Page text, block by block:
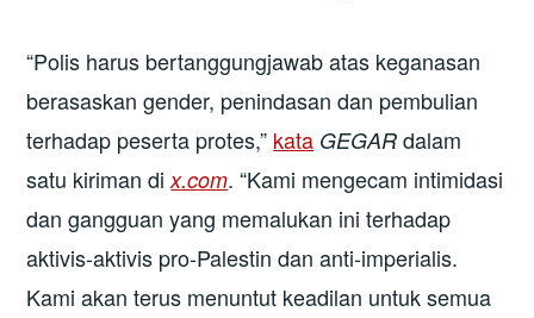
“Polis harus bertanggungjawab atas keganasan
berasaskan gender, penindasan dan pembulian
terhadap peserta protes,” kata GEGARdalam
satu kiriman dix.com. “Kami mengecam intimidasi
dan gangguan yang memalukan ini terhadap
aktivis-aktivis pro-Palestin dan anti-imperialis.
Kami akan terus menuntut keadilan untuk semua